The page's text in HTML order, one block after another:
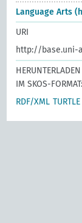
Language Arts
URI
http://base.uni-
IM SKOS-FORMAT:
RDF/XML TURTLE